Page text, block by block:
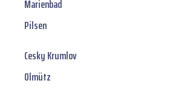
Marienbad
Pilsen
Cesky Krumlov
Olmütz